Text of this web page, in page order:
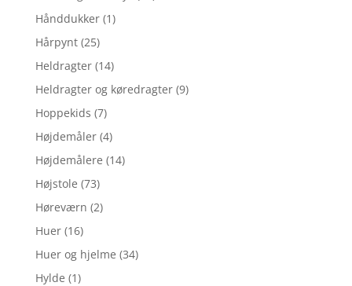
Hånddukker (1)
Hårpynt (25)
Heldragter (14)
Heldragter og køredragter (9)
Hoppekids (7)
Højdemåler (4)
Højdemålere (14)
Højstole (73)
Høreværn (2)
Huer (16)
Huer og hjelme (34)
Hylde (1)